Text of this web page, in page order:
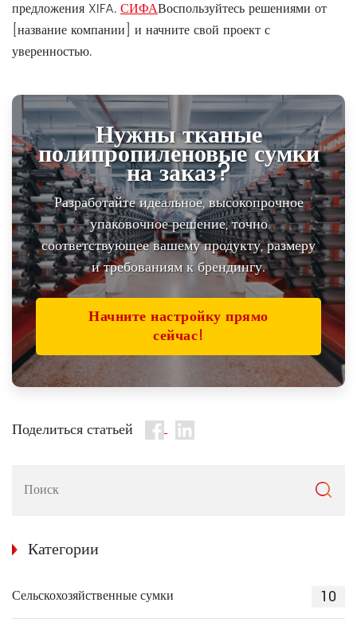
предложения XIFA.СИФАВоспользуйтесь решениями от
[название компании] и начните свой проект с
уверенностью.
Нужны тканые
полипропиленовые сумки
на заказ?
Разработайте идеальное, высокопрочное
упаковочное решение, точно
соответствующее вашему продукту, размеру
и требованиям к брендингу.
Начните настройку прямо
сейчас!
Поделиться статьей
Категории
Сельскохозяйственные сумки 10